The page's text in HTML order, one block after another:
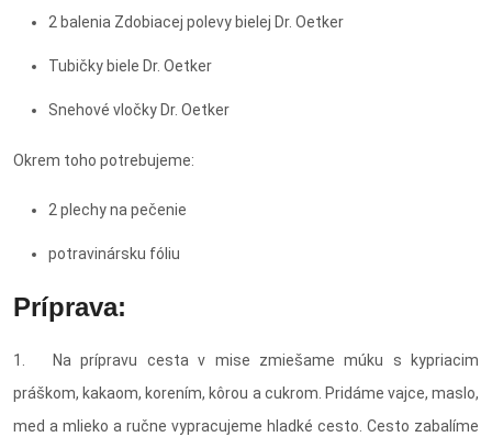
2 balenia Zdobiacej polevy bielej Dr. Oetker
Tubičky biele Dr. Oetker
Snehové vločky Dr. Oetker
Okrem toho potrebujeme:
2 plechy na pečenie
potravinársku fóliu
Príprava:
1. Na prípravu cesta v mise zmiešame múku s kypriacim
práškom, kakaom, korením, kôrou a cukrom. Pridáme vajce, maslo,
med a mlieko a ručne vypracujeme hladké cesto. Cesto zabalíme